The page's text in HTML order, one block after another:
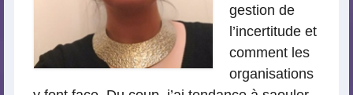
gestion de
l’incertitude et
comment les
organisations